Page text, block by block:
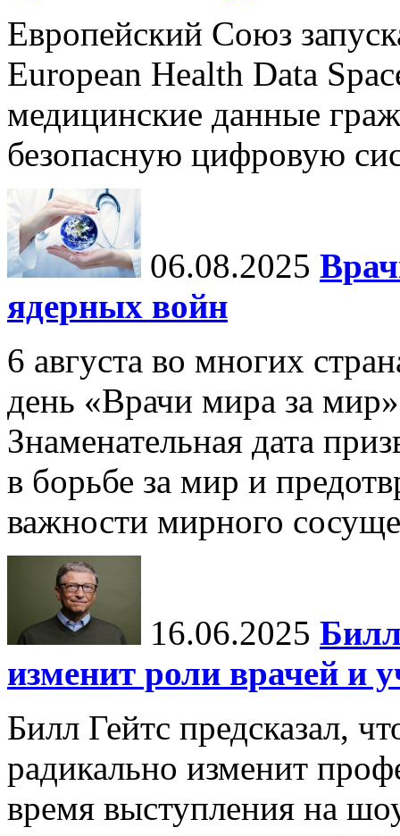
Европейский Союз
European Health Data
медицинские данные
безопасную цифровую
06.08.2025
ядерных войн
6 августа во многих
день «Врачи мира за
Знаменательная дата
в борьбе за мир и
важности мирного
16.06.2025
изменит роли врачей и
Билл Гейтс предсказал,
радикально изменит
время выступления на